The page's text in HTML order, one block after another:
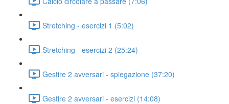
Stretching - esercizi 1 (5:02)
Stretching - esercizi 2 (25:24)
Gestire 2 avversari - spiegazione (37:20)
Gestire 2 avversari - esercizi (14:08)